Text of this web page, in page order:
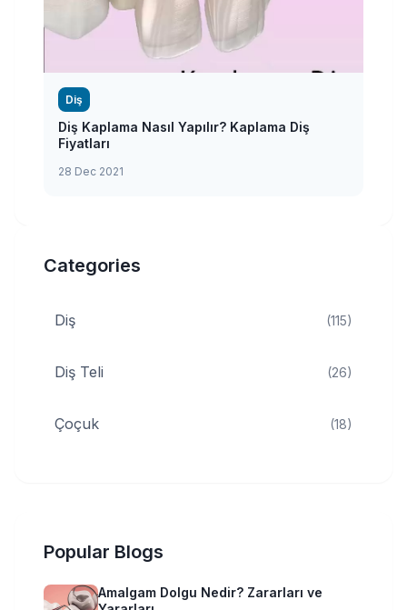
Diş
Diş Kaplama Nasıl Yapılır? Kaplama Diş
Fiyatları
28 Dec 2021
Categories
Diş (115)
Diş Teli (26)
Çoçuk (18)
Popular Blogs
Amalgam Dolgu Nedir? Zararları ve